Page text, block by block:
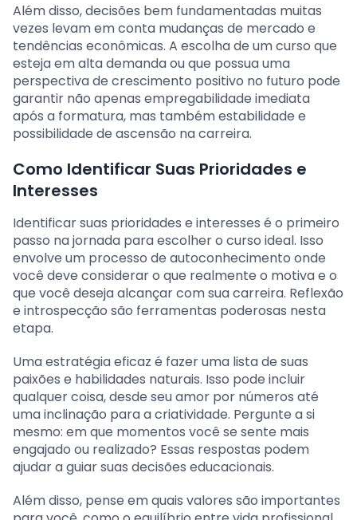
Além disso, decisões bem fundamentadas muitas
vezes levam em conta mudanças de mercado e
tendências econômicas. A escolha de um curso que
esteja em alta demanda ou que possua uma
perspectiva de crescimento positivo no futuro pode
garantir não apenas empregabilidade imediata
após a formatura, mas também estabilidade e
possibilidade de ascensão na carreira.
Como Identificar Suas Prioridades e
Interesses
Identificar suas prioridades e interesses é o primeiro
passo na jornada para escolher o curso ideal. Isso
envolve um processo de autoconhecimento onde
você deve considerar o que realmente o motiva e o
que você deseja alcançar com sua carreira. Reflexão
e introspecção são ferramentas poderosas nesta
etapa.
Uma estratégia eficaz é fazer uma lista de suas
paixões e habilidades naturais. Isso pode incluir
qualquer coisa, desde seu amor por números até
uma inclinação para a criatividade. Pergunte a si
mesmo: em que momentos você se sente mais
engajado ou realizado? Essas respostas podem
ajudar a guiar suas decisões educacionais.
Além disso, pense em quais valores são importantes